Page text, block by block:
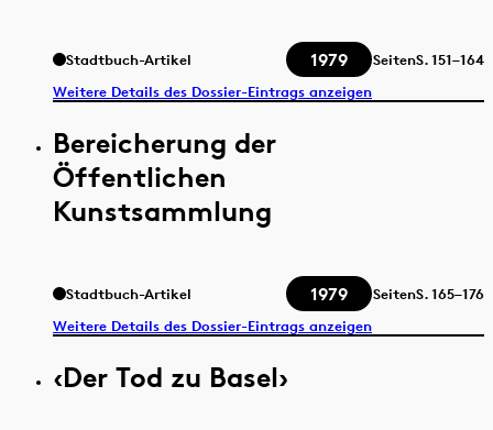
Stadtbuch-Artikel 1979 SeitenS.151–164
Weitere Details des Dossier-Eintrags anzeigen
Bereicherung der
Öffentlichen
Kunstsammlung
Stadtbuch-Artikel 1979 SeitenS.165–176
Weitere Details des Dossier-Eintrags anzeigen
‹Der Tod zu Basel›